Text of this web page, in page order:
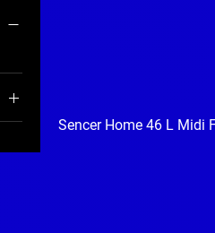
Sencer Home 46 L Midi